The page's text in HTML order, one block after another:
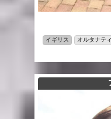
イギリス オルタナテ